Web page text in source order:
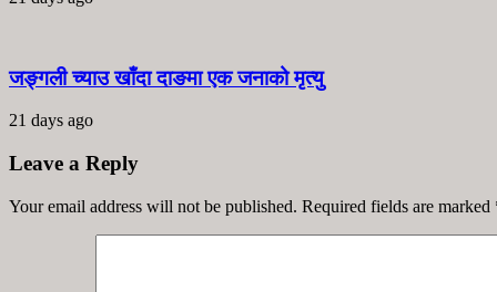
जङ्गली च्याउ खाँदा दाङमा एक जनाको मृत्यु
21 days ago
Leave a Reply
Your email address will not be published. Required fields are marked